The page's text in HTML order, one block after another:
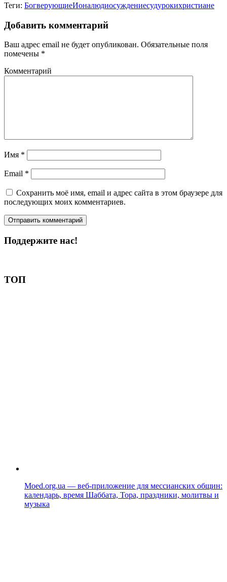
Теги: БогверующиеИоналюдиосуждениесудурокихристиане
Добавить комментарий
Ваш адрес email не будет опубликован. Обязательные поля
помечены *
Комментарий
Имя *
Email *
Сохранить моё имя, email и адрес сайта в этом браузере для
последующих моих комментариев.
Поддержите нас!
ТОП
Moed.org.ua — веб-приложение для мессианских общин:
календарь, время Шаббата, Тора, праздники, молитвы и
музыка